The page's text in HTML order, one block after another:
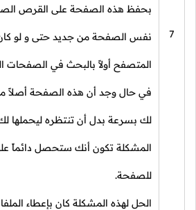
7
بحفظ هذه الصفحة على القرص
نفس الصفحة من جديد حتى و لو
المتصفح أولاً بالبحث في الصفحات
في حال وجد أن هذه الصفحة أصلاً
لك بسرعة بدل أن تنتظره ليحملها
المشكلة تكون أنك ستحصل دائماً
للصفحة.
الحل لهذه المشكلة كان بإعطاء